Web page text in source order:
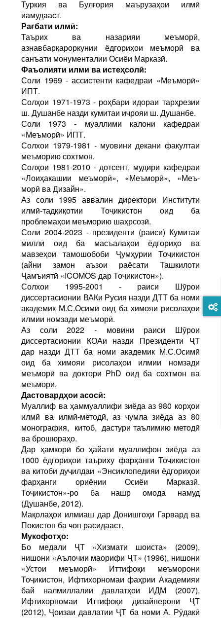
Туркия ва Булғория маърузаҳои илмӣ
иамудааст.
Рағбати илмӣ:
Таърих ва назарияи меъморӣ,
азнавбарқароркунии ёдгориҳои меъморӣ ва
санъати монументалии Осиёи Марказӣ.
Фаъолияти илми ва истеҳсолӣ:
Соли 1969 - ассистенти кафедраи «Меъморӣ»
ИПТ.
Солҳои 1971-1973 - роҳбари идораи тарҳрезии
ш. Душанбе назди кумитаи иҷрояи ш. Ду­шанбе.
Соли 1973 - муаллими калони кафедраи
«Меъморӣ» ИПТ.
Солхои 1979-1981 - муовини декани факултаи
меъморию сохтмон.
Солҳои 1981-2010 - дотсент, мудири кафедраи
«Лоиҳакашии меъморӣ», «Меъморӣ», «Меъ­
морӣ ва Дизайн».
Аз соли 1995 аввалин директори Институти
илмӣ-тадқиқотии Тоҷикистон оид ба
проблемаҳои меъморию шаҳрсозӣ.
Соли 2004-2023 - президенти (раиси) Кумитаи
миллӣ оид ба масъалаҳои ёдгориҳо ва
мавзеҳои тамошобоби Ҷумҳурии Тоҷикистон
(айни замон аъзои раёсати Ташкилоти
Ҷамъиятӣ «ICOMOS дар Тоҷикис­тон»).
Солхои 1995-2001 - раиси Шӯрои
диссертасионии ВАКи Русия назди ДТТ ба номи
акаде­мик М.С.Осимӣ оид ба химояи рисолаҳои
илмии номзади меъморӣ.
Аз соли 2022 - мовини раиси Шӯрои
диссертасионии КОАи назди Президенти ҶТ
дар назди ДТТ ба номи акаде­мик М.С.Осимӣ
оид ба химояи рисолаҳои илмии номзади
меъморӣ ва доктори PhD оид ба сохтмон ва
меъморӣ.
Дастовардҳои асосӣ:
Муаллиф ва ҳаммуаллифи зиёда аз 980 корҳои
илмӣ ва илмӣ-методӣ, аз ҷумла зиёда аз 80
монография, китоб, дастури таълимию методӣ
ва брошюраҳо.
Дар ҳамкорӣ бо ҳайати муаллифон зиёда аз
1000 ёдгориҳои таъриху фарҳанги Тоҷикистон
ва китоби дуҷилдаи «Энсиклопедияи ёдгориҳои
фарҳанги ориёнии Осиёи Марказӣ.
Тоҷикистон»-ро ба нашр омода намуд
(Душанбе, 2012).
Мақолаҳои илмиаш дар Донишгоҳи Гарвард ва
Покистон ба чоп расидааст.
Мукофотҳо:
Бо медали ҶТ «Хизмати шоиста» (2009),
нишони «Аълочии маорифи ҶТ» (1996), нишони
«Устои меъморӣ» Иттифоқи меъморони
Тоҷикистон, Ифтихорномаи фаҳрии Академияи
бай налмиллалии давлатҳои ИДМ (2007),
Ифтихорномаи Иттифоқи дизайнерони ҶТ
(2012), Ҷоизаи давлатии ҶТ ба номи А. Рӯдакӣ